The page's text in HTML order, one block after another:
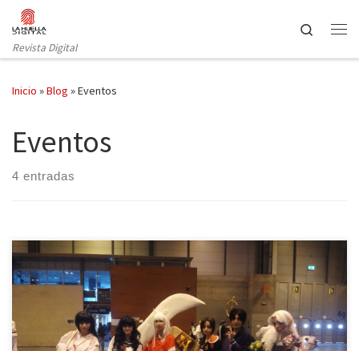
Saltar al contenido
Revista Digital
Search
Inicio »Blog »Eventos
Eventos
4 entradas
Uno de los eventos más importantes del mundo otaku, Japan
Weekend, abrió sus puertas una vez más durante los días 30 de
septiembre y 1 de octubre en el recinto ferial Ifema de Madrid. La